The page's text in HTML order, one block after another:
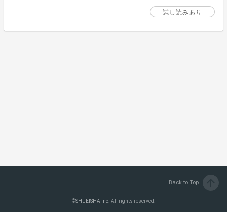
試し読みあり
Back to Top
©SHUEISHA inc. All rights reserved.